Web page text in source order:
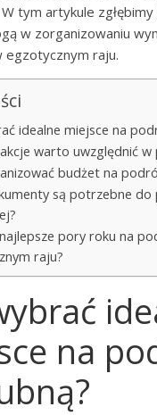
tym artykule
w zorganizowaniu
egzotycznym raju.
idealne miejsce na
warto uwzględnić w
budżet na
są potrzebne
najlepsze pory roku na
raju?
na